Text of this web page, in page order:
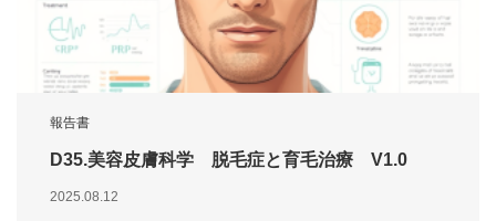
報告書
D35.美容皮膚科学 脱毛症と育毛治療 V1.0
2025.08.12